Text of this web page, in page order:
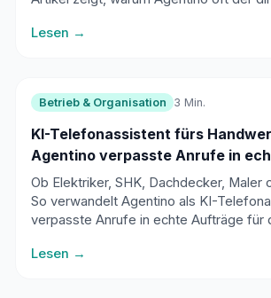
Lesen →
Betrieb & Organisation 3 Min.
KI-Telefonassistent fürs
Agentino verpasste Anrufe in
verwandelt
Ob Elektriker, SHK, Dachdecker, Maler
So verwandelt Agentino als KI-
verpasste Anrufe in echte Aufträge für
Lesen →